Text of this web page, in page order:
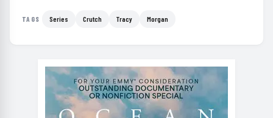
TAGS Series Crutch Tracy Morgan